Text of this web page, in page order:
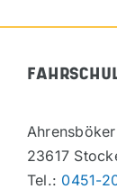
23617
Tel.: 0451-